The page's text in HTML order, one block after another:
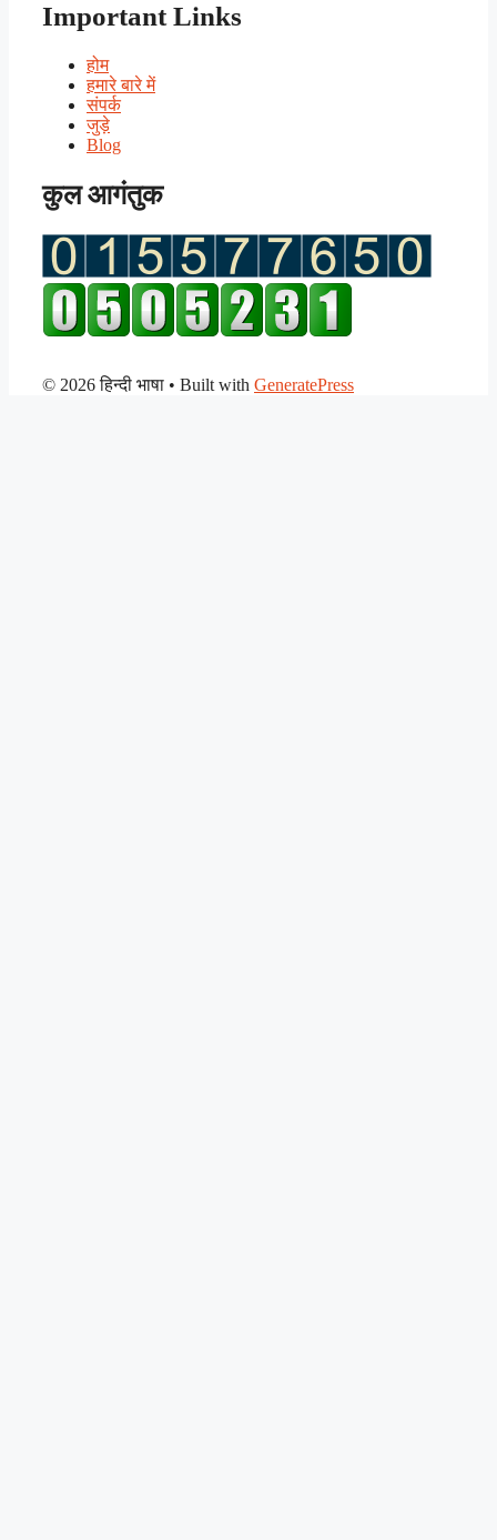
Important Links
होम
हमारे बारे में
संपर्क
जुड़े
Blog
कुल आगंतुक
© 2026 हिन्दी भाषा • Built with GeneratePress